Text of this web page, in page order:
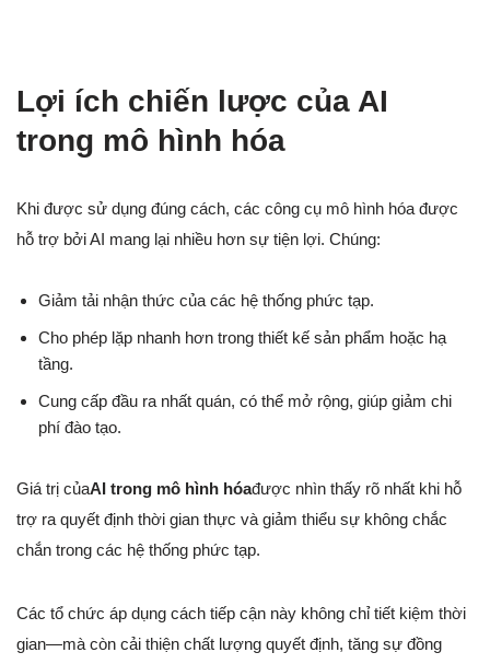
Lợi ích chiến lược của AI
trong mô hình hóa
Khi được sử dụng đúng cách, các công cụ mô hình hóa được
hỗ trợ bởi AI mang lại nhiều hơn sự tiện lợi. Chúng:
Giảm tải nhận thức của các hệ thống phức tạp.
Cho phép lặp nhanh hơn trong thiết kế sản phẩm hoặc hạ
tầng.
Cung cấp đầu ra nhất quán, có thể mở rộng, giúp giảm chi
phí đào tạo.
Giá trị củaAI trong mô hình hóađược nhìn thấy rõ nhất khi hỗ
trợ ra quyết định thời gian thực và giảm thiểu sự không chắc
chắn trong các hệ thống phức tạp.
Các tổ chức áp dụng cách tiếp cận này không chỉ tiết kiệm thời
gian—mà còn cải thiện chất lượng quyết định, tăng sự đồng